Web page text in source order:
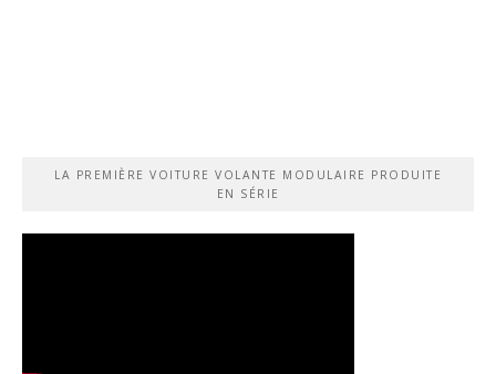
LA PREMIÈRE VOITURE VOLANTE MODULAIRE PRODUITE
EN SÉRIE